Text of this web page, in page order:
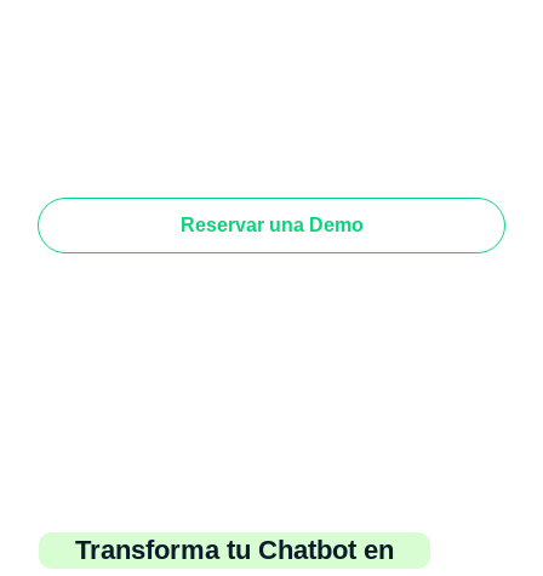
Reservar una Demo
Transforma tu Chatbot en